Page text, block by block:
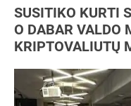
SUSITIKO KURTI
O DABAR VALDO
KRIPTOVALIUTŲ